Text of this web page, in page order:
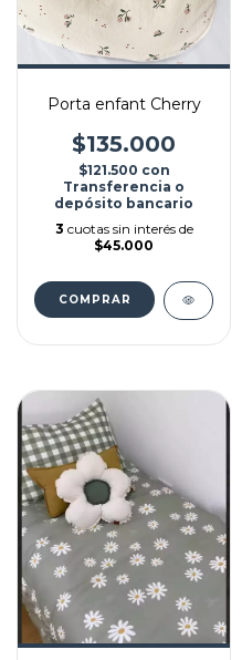
Porta enfant Cherry
$135.000
$121.500 con
Transferencia o
depósito bancario
3 cuotas sin interés de
$45.000